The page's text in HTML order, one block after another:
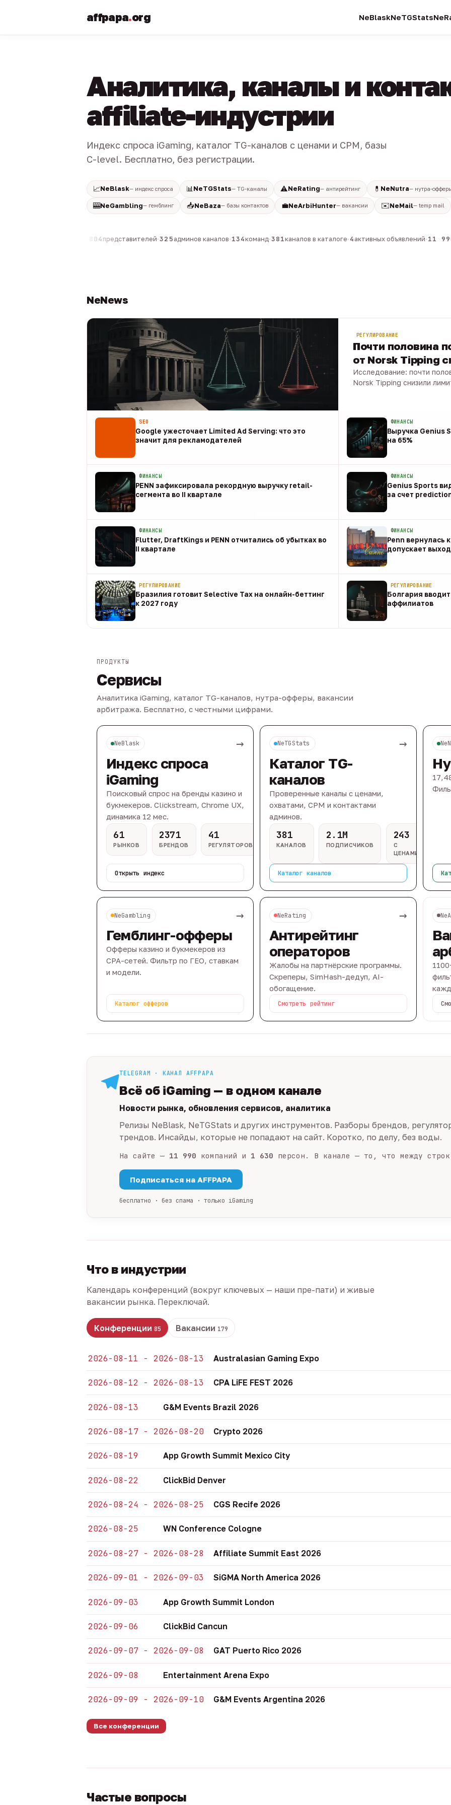
affpapa.org NeBlaskNeTGStats
Аналитика, каналы и
affiliate-индустрии
Индекс спроса iGaming, каталог TG-каналов с ценами и CPM, базы
C-level. Бесплатно, без регистрации.
📈NeBlask— индекс спроса 📊 NeTGStats— TG-каналы ⚠️NeRating— антирейтинг 💊 NeNutra— нутра-
🎰NeGambling— гемблинг 📥NeBaza— базы контактов 💼NeArbiHunter— вакансии ✉️NeMail— temp mail
804представителей·325админов каналов·134команд·381каналов в каталоге·4активных объявлений·11 990
NeNews
РЕГУЛИРОВАНИЕ
Почти половина
от Norsk Tipping
Исследование: почти
Norsk Tipping снизили
SEO
Google ужесточает Limited Ad Serving: что это
значит для рекламодателей
ФИНАНСЫ
Выручка Genius
на 65%
08 авг
ФИНАНСЫ
PENN зафиксировала рекордную выручку retail-
сегмента во II квартале
ФИНАНСЫ
Genius Sports
за счет
08 авг
ФИНАНСЫ
Flutter, DraftKings и PENN отчитались об убытках во
II квартале
ФИНАНСЫ
Penn вернулась
допускает
08 авг
РЕГУЛИРОВАНИЕ
Бразилия готовит Selective Tax на онлайн-беттинг
к 2027 году
РЕГУЛИРОВАНИЕ
Болгария
аффилиатов
08 авг
ПРОДУКТЫ
Сервисы
Аналитика iGaming, каталог TG-каналов, нутра-офферы, вакансии
арбитража. Бесплатно, с честными цифрами.
NeBlask →
Индекс спроса
iGaming
Поисковый спрос на бренды казино и
букмекеров. Clickstream, Chrome UX,
динамика 12 мес.
61
РЫНКОВ
2371
БРЕНДОВ
41
РЕГУЛЯТОРОВ
Открыть индекс
NeTGStats →
Каталог TG-
каналов
Проверенные каналы с ценами,
охватами, CPM и контактами
админов.
381
КАНАЛОВ
2.1M
ПОДПИСЧИКОВ
243
С
ЦЕНАМИ
Каталог каналов
NeGambling →
Гемблинг-офферы
Офферы казино и букмекеров из
CPA-сетей. Фильтр по ГЕО, ставкам
и модели.
Каталог офферов
NeRating →
Антирейтинг
операторов
Жалобы на партнёрские программы.
Скреперы, SimHash-дедуп, AI-
обогащение.
Смотреть рейтинг
TELEGRAM · КАНАЛ AFFPAPA
Всё об iGaming — в одном канале
Новости рынка, обновления сервисов, аналитика
Релизы NeBlask, NeTGStats и других инструментов. Разборы брендов,
трендов. Инсайды, которые не попадают на сайт. Коротко, по делу, без воды.
На сайте — 11 990 компаний и 1 630 персон. В канале — то, что между
Подписаться на AFFPAPA
бесплатно · без спама · только iGaming
Что в индустрии
Календарь конференций (вокруг ключевых — наши пре-пати) и живые
вакансии рынка. Переключай.
Конференции 85 Вакансии 179
2026-08-11 - 2026-08-13 Australasian Gaming Expo
2026-08-12 - 2026-08-13 CPA LiFE FEST 2026
2026-08-13 G&M Events Brazil 2026
2026-08-17 - 2026-08-20 Crypto 2026
2026-08-19 App Growth Summit Mexico City
2026-08-22 ClickBid Denver
2026-08-24 - 2026-08-25 CGS Recife 2026
2026-08-25 WN Conference Cologne
2026-08-27 - 2026-08-28 Affiliate Summit East 2026
2026-09-01 - 2026-09-03 SiGMA North America 2026
2026-09-03 App Growth Summit London
2026-09-06 ClickBid Cancun
2026-09-07 - 2026-09-08 GAT Puerto Rico 2026
2026-09-08 Entertainment Arena Expo
2026-09-09 - 2026-09-10 G&M Events Argentina 2026
Все конференции
Частые вопросы